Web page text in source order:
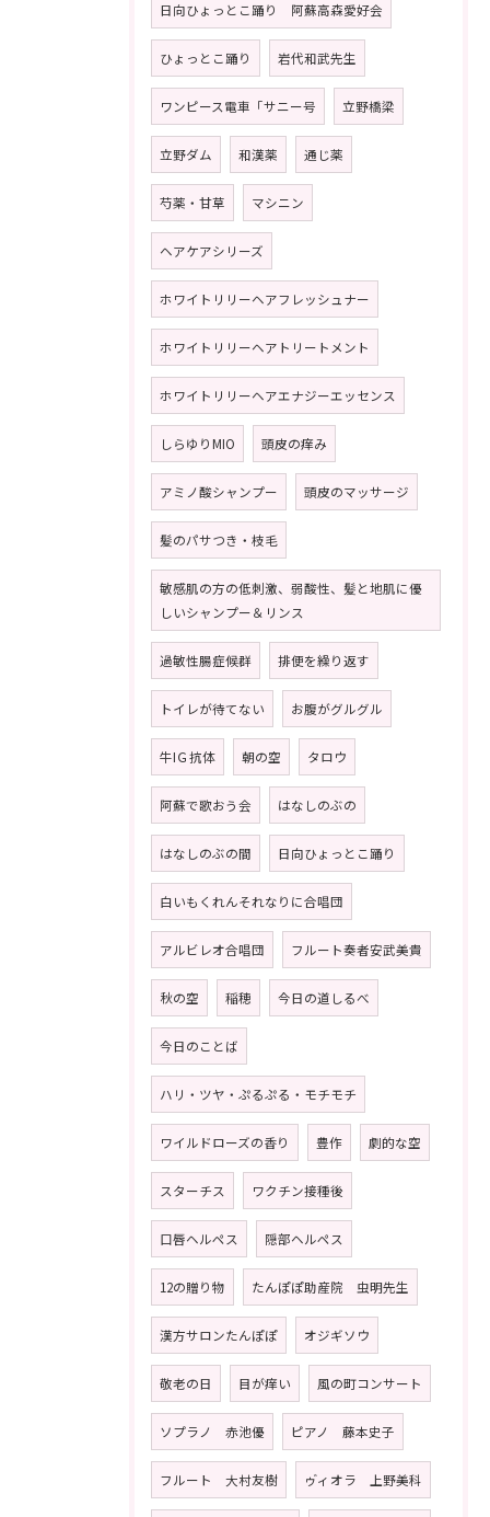
日向ひょっとこ踊り 阿蘇高森愛好会
ひょっとこ踊り 岩代和武先生
ワンピース電車「サニー号 立野橋梁
立野ダム 和漢薬 通じ薬
芍薬・甘草 マシニン
ヘアケアシリーズ
ホワイトリリーヘアフレッシュナー
ホワイトリリーヘアトリートメント
ホワイトリリーヘアエナジーエッセンス
しらゆりMIO 頭皮の痒み
アミノ酸シャンプー 頭皮のマッサージ
髪のパサつき・枝毛
敏感肌の方の低刺激、弱酸性、髪と地肌に優
しいシャンプー＆リンス
過敏性腸症候群 排便を繰り返す
トイレが待てない お腹がグルグル
牛IＧ抗体 朝の空 タロウ
阿蘇で歌おう会 はなしのぶの
はなしのぶの間 日向ひょっとこ踊り
白いもくれんそれなりに合唱団
アルビレオ合唱団 フルート奏者安武美貴
秋の空 稲穂 今日の道しるべ
今日のことば
ハリ・ツヤ・ぷるぷる・モチモチ
ワイルドローズの香り 豊作 劇的な空
スターチス ワクチン接種後
口唇ヘルペス 隠部ヘルペス
12の贈り物 たんぽぽ助産院 虫明先生
漢方サロンたんぽぽ オジギソウ
敬老の日 目が痒い 風の町コンサート
ソプラノ 赤池優 ピアノ 藤本史子
フルート 大村友樹 ゥ゙ィオラ 上野美科